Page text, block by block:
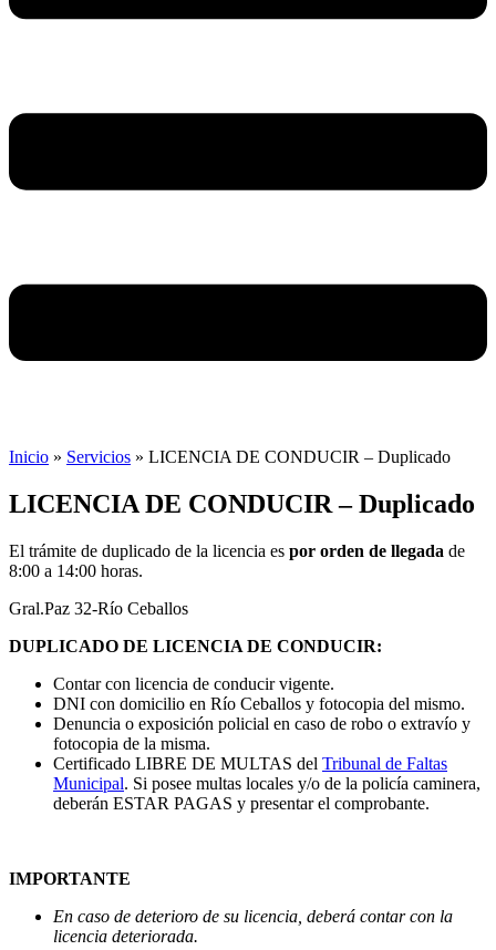
Inicio » Servicios » LICENCIA DE CONDUCIR – Duplicado
LICENCIA DE CONDUCIR – Duplicado
El trámite de duplicado de la licencia es por orden de llegada de
8:00 a 14:00 horas.
Gral.Paz 32-Río Ceballos
DUPLICADO DE LICENCIA DE CONDUCIR:
Contar con licencia de conducir vigente.
DNI con domicilio en Río Ceballos y fotocopia del mismo.
Denuncia o exposición policial en caso de robo o extravío y
fotocopia de la misma.
Certificado LIBRE DE MULTAS del Tribunal de Faltas
Municipal. Si posee multas locales y/o de la policía caminera,
deberán ESTAR PAGAS y presentar el comprobante.
IMPORTANTE
En caso de deterioro de su licencia, deberá contar con la
licencia deteriorada.